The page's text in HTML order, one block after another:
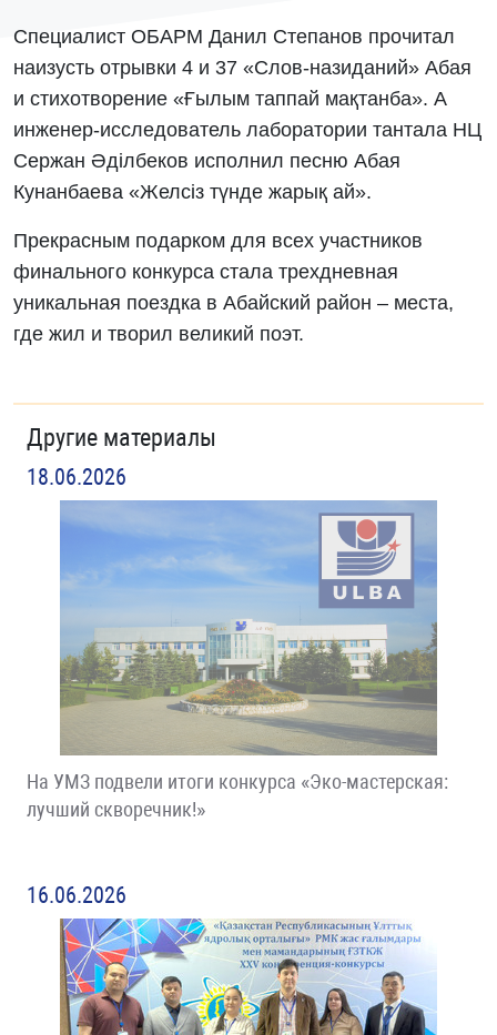
Специалист ОБАРМ Данил Степанов прочитал
наизусть отрывки 4 и 37 «Слов-назиданий» Абая
и стихотворение «Ғылым таппай мақтанба». А
инженер-исследователь лаборатории тантала НЦ
Сержан Әділбеков исполнил песню Абая
Кунанбаева «Желсіз түнде жарық ай».
Прекрасным подарком для всех участников
финального конкурса стала трехдневная
уникальная поездка в Абайский район – места,
где жил и творил великий поэт.
Другие материалы
18.06.2026
На УМЗ подвели итоги конкурса «Эко-мастерская:
лучший скворечник!»
16.06.2026